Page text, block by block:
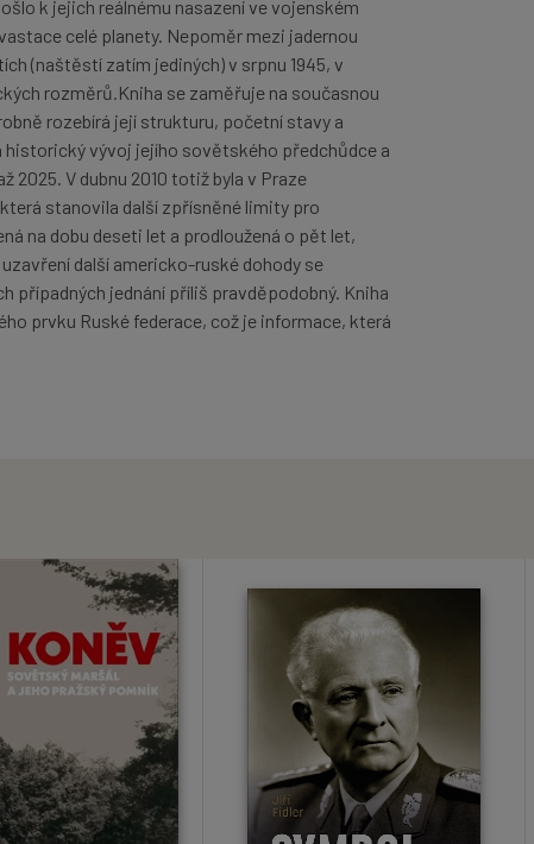
k jejich reálnému nasazení ve vojenském
celé planety. Nepoměr mezi jadernou
(naštěstí zatím jediných) v srpnu 1945, v
rozměrů.Kniha se zaměřuje na současnou
rozebírá její strukturu, početní stavy a
vývoj jejího sovětského předchůdce a
2025. V dubnu 2010 totiž byla v Praze
stanovila další zpřísněné limity pro
na dobu deseti let a prodloužená o pět let,
další americko-ruské dohody se
případných jednání příliš pravděpodobný. Kniha
prvku Ruské federace, což je informace, která